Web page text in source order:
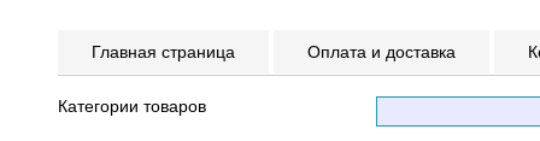
Главная страница Оплата и доставка
Категории товаров